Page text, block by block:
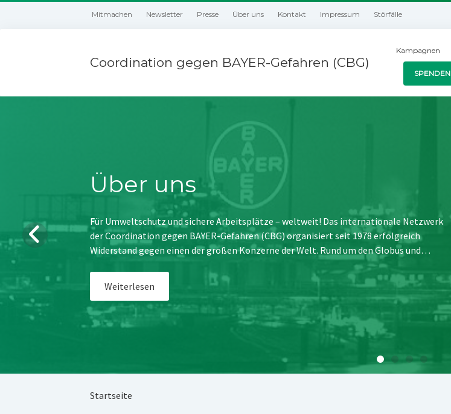
Mitmachen Newsletter Presse Über uns Kontakt Impressum Störfälle
Coordination gegen BAYER-Gefahren (CBG)
Kampagnen
SPENDEN
Über uns
Für Umweltschutz und sichere Arbeitsplätze – weltweit! Das internationale Netzwerk
der Coordination gegen BAYER-Gefahren (CBG) organisiert seit 1978 erfolgreich
Widerstand gegen einen der großen Konzerne der Welt. Rund um den Globus und…
Weiterlesen
Startseite